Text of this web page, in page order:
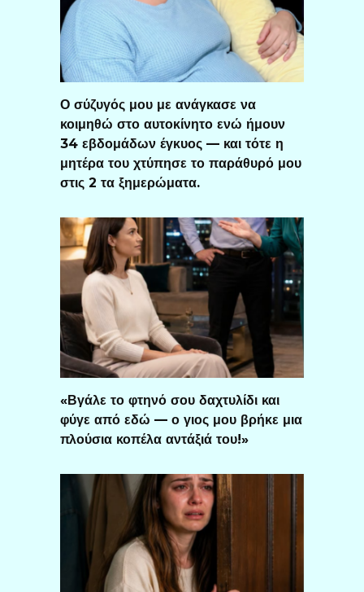
Ο σύζυγός μου με ανάγκασε να
κοιμηθώ στο αυτοκίνητο ενώ ήμουν
34 εβδομάδων έγκυος — και τότε η
μητέρα του χτύπησε το παράθυρό μου
στις 2 τα ξημερώματα.
«Βγάλε το φτηνό σου δαχτυλίδι και
φύγε από εδώ — ο γιος μου βρήκε μια
πλούσια κοπέλα αντάξιά του!»